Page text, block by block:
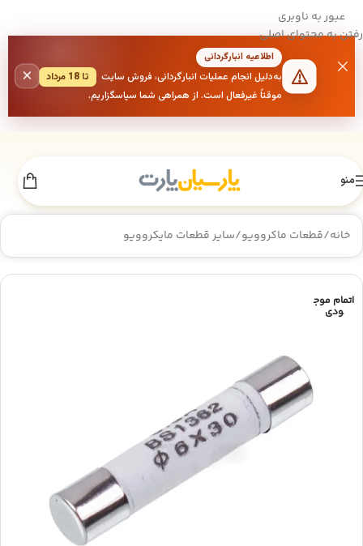
عبور به ناوبری
رفتن به محتوای اصلی
اطلاعیه انبارگردانی
به‌دلیل انجام عملیات انبارگردانی، فروش سایت
تا 18 مرداد
موقتاً غیرفعال است. از همراهی شما سپاسگزاریم.
×
منو
خانه/قطعات ماکروویو/سایر قطعات مایکروویو
اتمام موج
ودی